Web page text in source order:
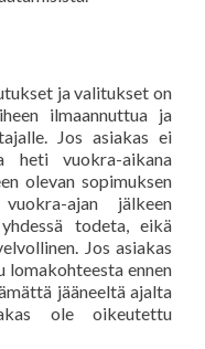
ja valitukset on
ilmaannuttua ja
Jos asiakas ei
heti vuokra-aikana
olevan sopimuksen
ajan jälkeen
todeta, eikä
Jos asiakas
lomakohteesta ennen
jääneeltä ajalta
ole oikeutettu